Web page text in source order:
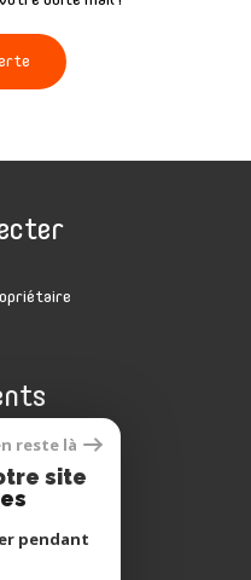
reste là
site
pendant